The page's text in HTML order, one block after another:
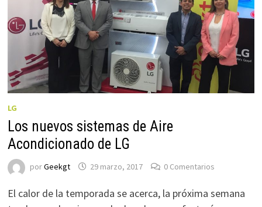
LG
Los nuevos sistemas de Aire
Acondicionado de LG
porGeekgt 29 marzo, 2017 0 Comentarios
El calor de la temporada se acerca, la próxima semana